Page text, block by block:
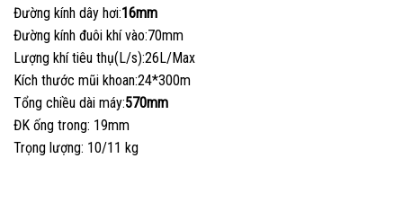
Đường kính dây hơi:16mm
Đường kính đuôi khí vào:70mm
Lượng khí tiêu thụ(L/s):26L/Max
Kích thước mũi khoan:24*300m
Tổng chiều dài máy:570mm
ĐK ống trong: 19mm
Trọng lượng: 10/11 kg